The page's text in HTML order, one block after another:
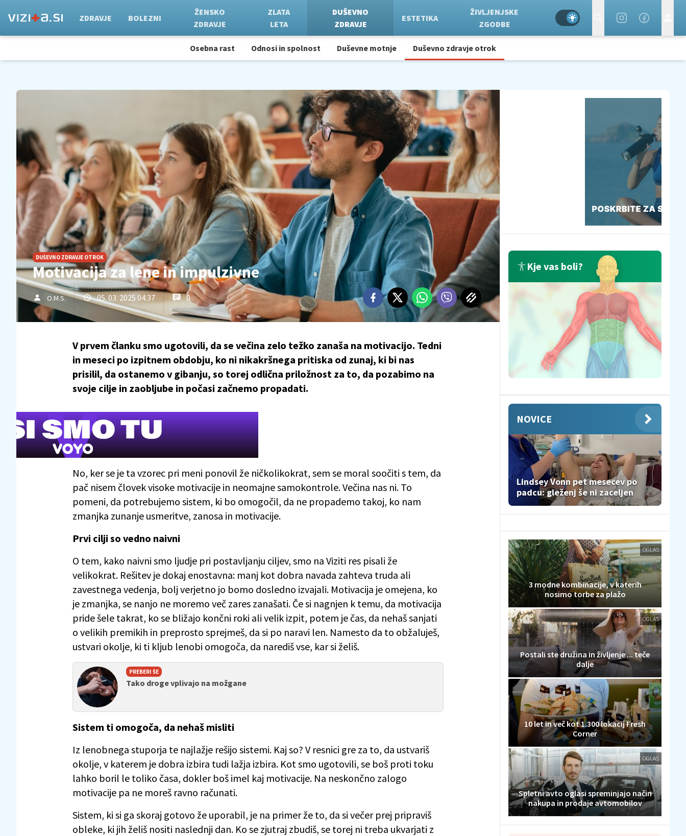
ZDRAVJE BOLEZNI
ŽENSKO
ZDRAVJE
ZLATA
LETA
DUŠEVNO
ZDRAVJE
ESTETIKA
ŽIVLJENJSKE
ZGODBE
Osebna rast Odnosi in spolnost Duševne motnje Duševno zdravje otrok
DUŠEVNO ZDRAVJE OTROK
Motivacija za lene in impulzivne
O.M.S. 05. 03. 2025 04.37 0
V prvem članku smo ugotovili, da se večina zelo težko zanaša na motivacijo. Tedni
in meseci po izpitnem obdobju, ko ni nikakršnega pritiska od zunaj, ki bi nas
prisilil, da ostanemo v gibanju, so torej odlična priložnost za to, da pozabimo na
svoje cilje in zaobljube in počasi začnemo propadati.
No, ker se je ta vzorec pri meni ponovil že ničkolikokrat, sem se moral soočiti s tem, da
pač nisem človek visoke motivacije in neomajne samokontrole. Večina nas ni. To
pomeni, da potrebujemo sistem, ki bo omogočil, da ne propademo takoj, ko nam
zmanjka zunanje usmeritve, zanosa in motivacije.
Prvi cilji so vedno naivni
O tem, kako naivni smo ljudje pri postavljanju ciljev, smo na Viziti res pisali že
velikokrat. Rešitev je dokaj enostavna: manj kot dobra navada zahteva truda ali
zavestnega vedenja, bolj verjetno jo bomo dosledno izvajali. Motivacija je omejena, ko
je zmanjka, se nanjo ne moremo več zares zanašati. Če si nagnjen k temu, da motivacija
pride šele takrat, ko se bližajo končni roki ali velik izpit, potem je čas, da nehaš sanjati
o velikih premikih in preprosto sprejmeš, da si po naravi len. Namesto da to obžaluješ,
ustvari okolje, ki ti kljub lenobi omogoča, da narediš vse, kar si želiš.
PREBERI ŠE
Tako droge vplivajo na možgane
Sistem ti omogoča, da nehaš misliti
Iz lenobnega stuporja te najlažje rešijo sistemi. Kaj so? V resnici gre za to, da ustvariš
okolje, v katerem je dobra izbira tudi lažja izbira. Kot smo ugotovili, se boš proti toku
lahko boril le toliko časa, dokler boš imel kaj motivacije. Na neskončno zalogo
motivacije pa ne moreš ravno računati.
Sistem, ki si ga skoraj gotovo že uporabil, je na primer že to, da si večer prej pripraviš
obleke, ki jih želiš nositi naslednji dan. Ko se zjutraj zbudiš, se torej ni treba ukvarjati z
Kje vas boli?
NOVICE
Lindsey Vonn pet mesecev po
padcu: gleženj še ni zaceljen
OGLAS
3 modne kombinacije, v katerih
nosimo torbe za plažo
OGLAS
Postali ste družina in življenje ... teče
dalje
10 let in več kot 1.300 lokacij Fresh
Corner
OGLAS
Spletni avto oglasi spreminjajo način
nakupa in prodaje avtomobilov